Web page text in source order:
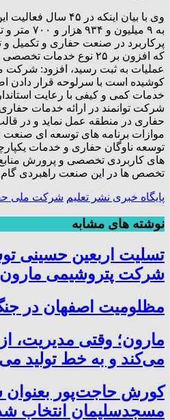
وی با بیان اینکه در
به ۹ میلیون
پرکاربرد در صنعت حفاری و تکمیل و
عملیات به ثبت رسید، افزود: شرکت
کوشیده است با سرلوحه قرار دادن
خدمات کمی و کیفی با رعایت
شرکت توانمند در ارائه خدمات
حفاری در منطقه عمل نماید و در
موازات برنامه های توسعه ای
توسعه ناوگان حفاری و خدمات
های کاربردی تخصصی و پرورش منابع
تخصص ها در این صنعت راهبردی گام
پایگاه خبری نشر تعلیم شرکت ملی
نوشته های مشابه
تسلیت اربعین حسینی
شرکت پتروشیمی مارون
مظلومیت اصفهان در
مارون؛ وقتی مدیریت،
می‌کند و به خط تولید
کورش حاجت‌پور بعنوان
مسجدسلیمان انتخاب